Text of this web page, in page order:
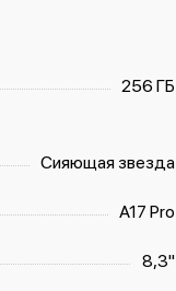
256 ГБ
Сияющая звезда
A17 Pro
8,3"